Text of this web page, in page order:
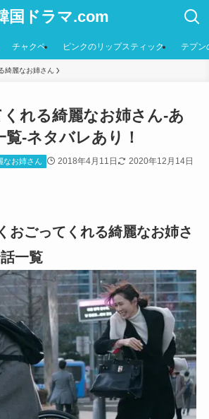
国ドラマ.com
チャクペ ピンクのリップスティック テプン
綺麗なお姉さん
れる綺麗なお姉さん-あ
覧-ネタバレあり！
なお姉さん 2018年4月11日 2020年12月14日
おごってくれる綺麗なお姉さ
一覧